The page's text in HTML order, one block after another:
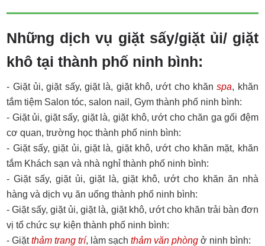
Những dịch vụ giặt sấy/giặt ủi/ giặt
khô tại thành phố ninh bình:
- Giặt ủi, giặt sấy, giặt là, giặt khô, ướt cho khănspa, khăn
tắm tiệm Salon tóc, salon nail, Gym thành phố ninh bình:
- Giặt ủi, giặt sấy, giặt là, giặt khô, ướt cho chăn ga gối đệm
cơ quan, trường học thành phố ninh bình:
- Giặt sấy, giặt ủi, giặt là, giặt khô, ướt cho khăn mặt, khăn
tắm Khách sạn và nhà nghỉ thành phố ninh bình:
- Giặt sấy, giặt ủi, giặt là, giặt khô, ướt cho khăn ăn nhà
hàng và dịch vụ ăn uống thành phố ninh bình:
- Giặt sấy, giặt ủi, giặt là, giặt khô, ướt cho khăn trải bàn đơn
vị tổ chức sự kiện thành phố ninh bình:
- Giặtthảm trang trí, làm sạchthảm văn phòng ở ninh bình: